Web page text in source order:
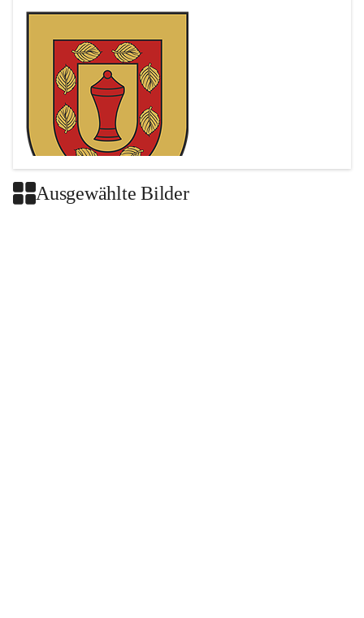
Ausgewählte Bilder